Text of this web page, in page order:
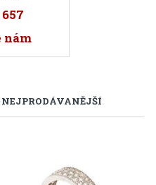
nám
NEJPRODÁVANĚJŠÍ